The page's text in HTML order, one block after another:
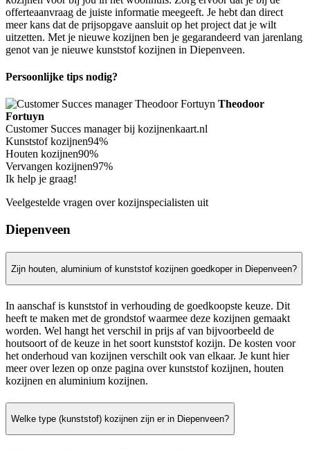
offerteaanvraag de juiste informatie meegeeft. Je hebt dan direct
meer kans dat de prijsopgave aansluit op het project dat je wilt
uitzetten. Met je nieuwe kozijnen ben je gegarandeerd van jarenlang
genot van je nieuwe kunststof kozijnen in Diepenveen.
Persoonlijke tips nodig?
Theodoor
Fortuyn
Customer Succes manager bij kozijnenkaart.nl
Kunststof kozijnen94%
Houten kozijnen90%
Vervangen kozijnen97%
Ik help je graag!
Veelgestelde vragen over kozijnspecialisten uit
Diepenveen
Zijn houten, aluminium of kunststof kozijnen goedkoper in Diepenveen?
In aanschaf is kunststof in verhouding de goedkoopste keuze. Dit
heeft te maken met de grondstof waarmee deze kozijnen gemaakt
worden. Wel hangt het verschil in prijs af van bijvoorbeeld de
houtsoort of de keuze in het soort kunststof kozijn. De kosten voor
het onderhoud van kozijnen verschilt ook van elkaar. Je kunt hier
meer over lezen op onze pagina over kunststof kozijnen, houten
kozijnen en aluminium kozijnen.
Welke type (kunststof) kozijnen zijn er in Diepenveen?